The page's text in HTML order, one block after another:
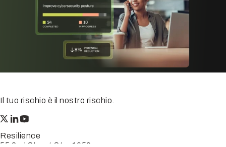
Il tuo rischio è il nostro rischio.
Resilience